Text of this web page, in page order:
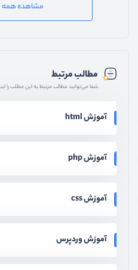
مشاهده همه
مطالب مرتبط
شما می‌توانید مطالب مرتبط به این مطلب را
آموزش html
آموزش php
آموزش css
آموزش وردپرس